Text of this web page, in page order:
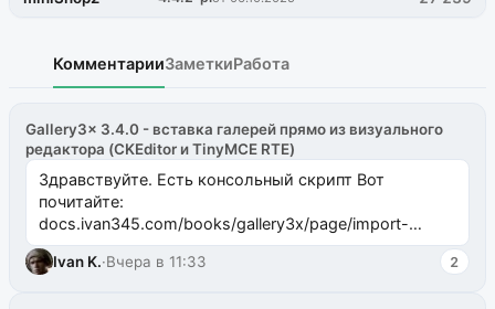
КомментарииЗаметкиРабота
Gallery3x 3.4.0 - вставка галерей прямо из визуального
редактора (CKEditor и TinyMCE RTE)
Здравствуйте. Есть консольный скрипт Вот
почитайте:
docs.ivan345.com/books/gallery3x/page/import-
ms2galleryphp
Ivan K.·Вчера в 11:33 2